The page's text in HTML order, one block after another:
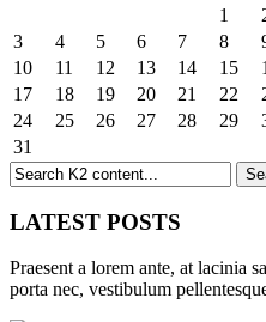
1
3
4 5 6 7 8
10
11 12 13 14 15
17
18 19 20 21 22
24
25 26 27 28 29
31
LATEST POSTS
Praesent a lorem ante, at lacinia
porta nec, vestibulum